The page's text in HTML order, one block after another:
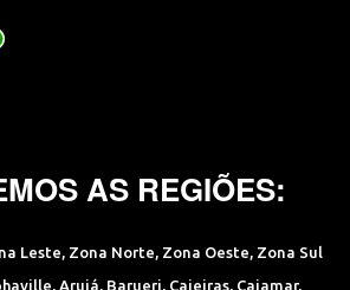
AS REGIÕES:
Leste Zona Norte Zona Oeste Zona Sul
, Arujá, Barueri, Caieiras, Cajamar,